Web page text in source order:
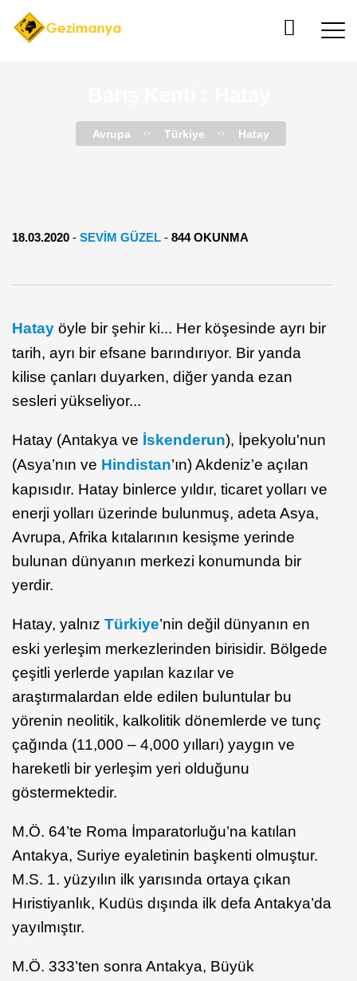
Avrupa Türkiye Hatay
18.03.2020 - SEVIM GÜZEL - 844 OKUNMA
Hatay öyle bir şehir ki... Her köşesinde ayrı bir
tarih, ayrı bir efsane barındırıyor. Bir yanda
kilise çanları duyarken, diğer yanda ezan
sesleri yükseliyor...
Hatay (Antakya ve İskenderun), İpekyolu'nun
(Asya’nın ve Hindistan’ın) Akdeniz’e açılan
kapısıdır. Hatay binlerce yıldır, ticaret yolları ve
enerji yolları üzerinde bulunmuş, adeta Asya,
Avrupa, Afrika kıtalarının kesişme yerinde
bulunan dünyanın merkezi konumunda bir
yerdir.
Hatay, yalnız Türkiye’nin değil dünyanın en
eski yerleşim merkezlerinden birisidir. Bölgede
çeşitli yerlerde yapılan kazılar ve
araştırmalardan elde edilen buluntular bu
yörenin neolitik, kalkolitik dönemlerde ve tunç
çağında (11,000 – 4,000 yılları) yaygın ve
hareketli bir yerleşim yeri olduğunu
göstermektedir.
M.Ö. 64’te Roma İmparatorluğu’na katılan
Antakya, Suriye eyaletinin başkenti olmuştur.
M.S. 1. yüzyılın ilk yarısında ortaya çıkan
Hıristiyanlık, Kudüs dışında ilk defa Antakya’da
yayılmıştır.
M.Ö. 333’ten sonra Antakya, Büyük